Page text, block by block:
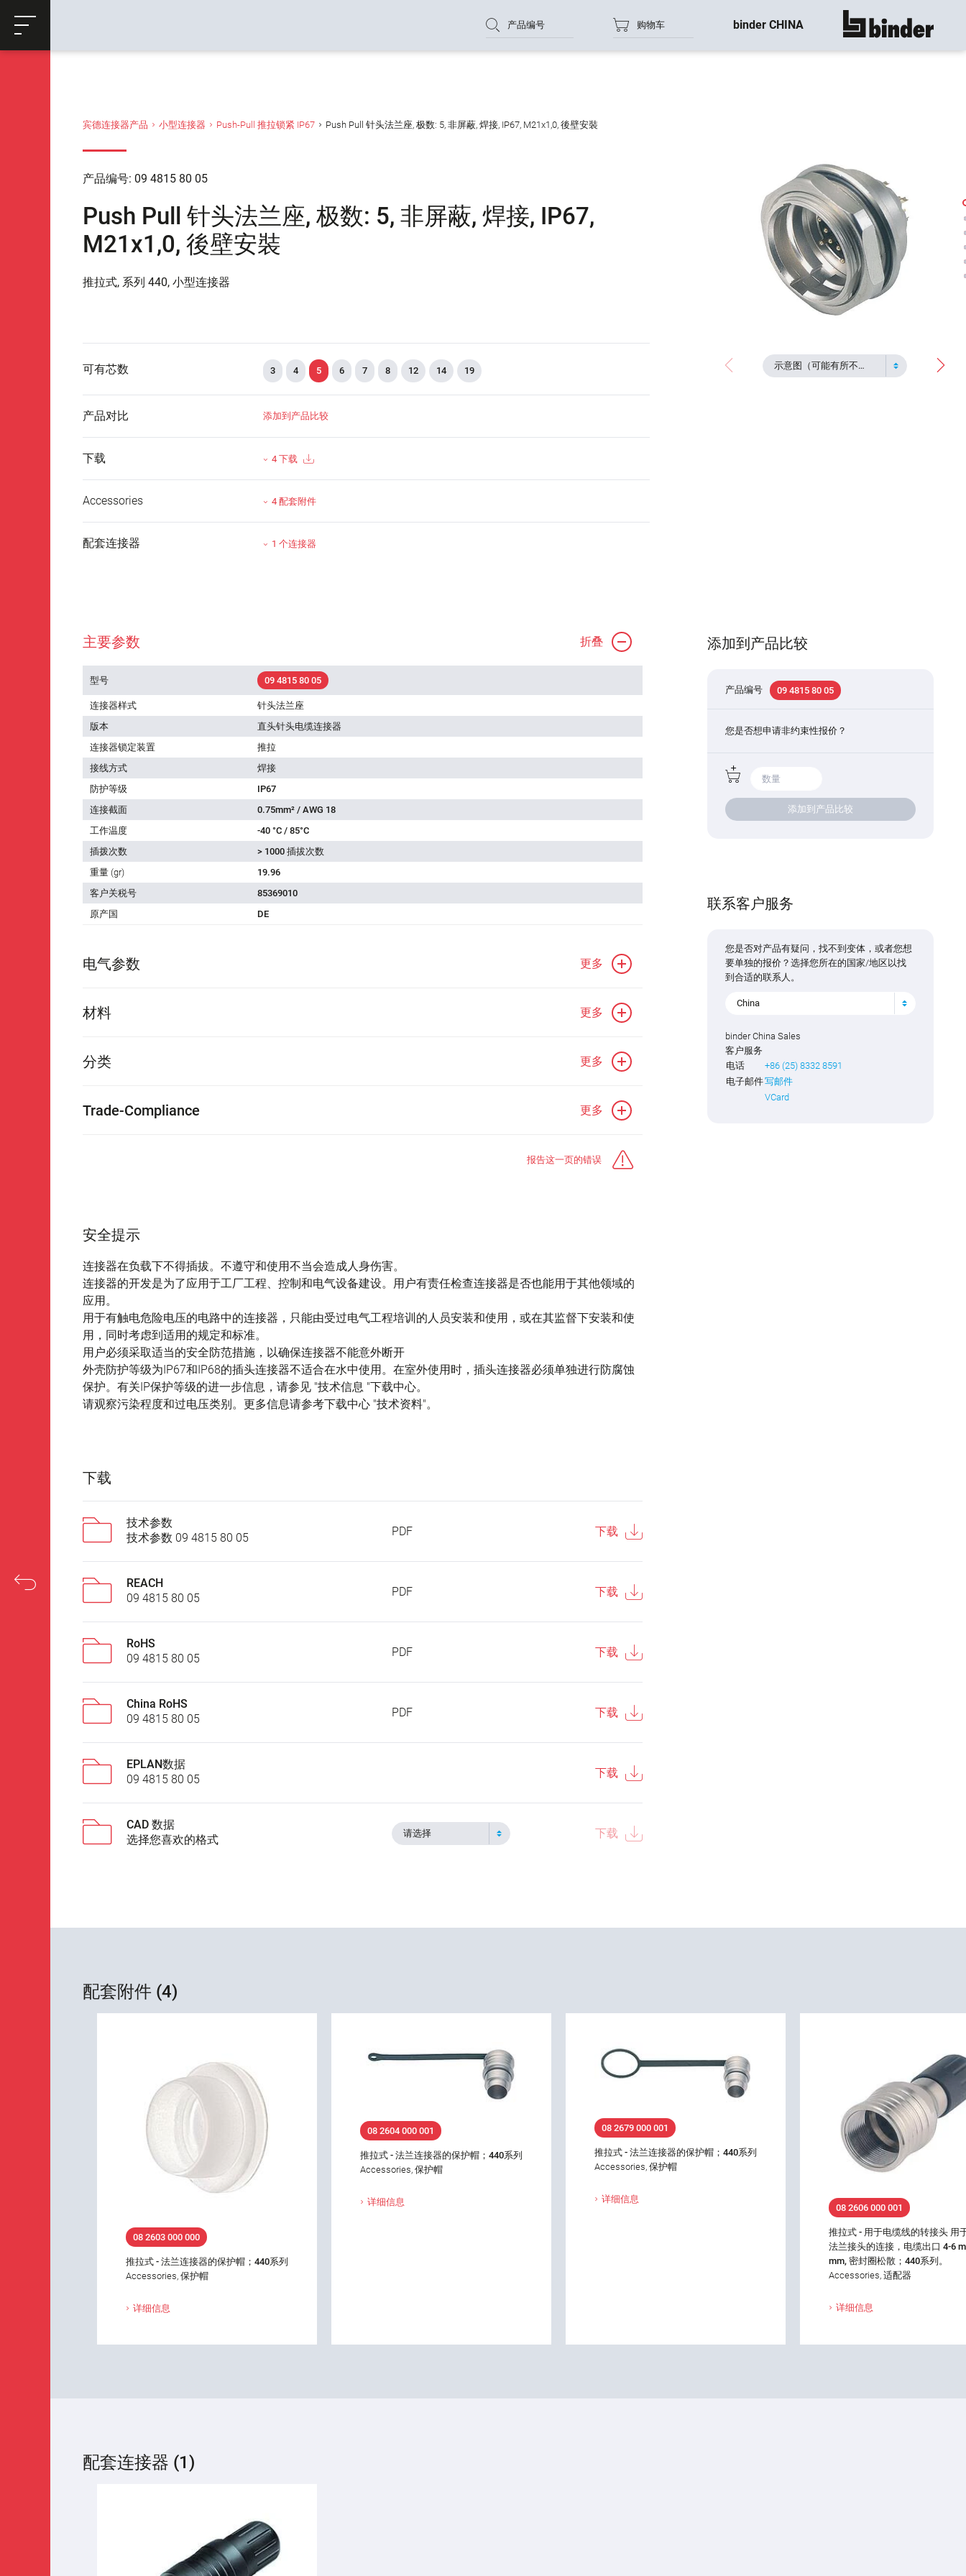
购物车
产品编号 购物车 binder CHINA 显示所有
宾德连接器产品 小型连接器 Push-Pull 推拉锁紧 IP67 Push Pull 针头法兰座, 极数: 5, 非屏蔽, 焊接, IP67, M21x1,0, 後壁安裝
产品编号: 09 4815 80 05
Push Pull 针头法兰座, 极数: 5, 非屏蔽, 焊接, IP67,
M21x1,0, 後壁安裝
推拉式, 系列 440, 小型连接器
示意图（可能有所不同）
可有芯数 3 4 5 6 7 8 12 14 19
产品对比 添加到产品比较
下载 4 下载
Accessories 4 配套附件
配套连接器 1 个连接器
主要参数 折叠
型号 09 4815 80 05
连接器样式
针头法兰座
版本
直头针头电缆连接器
连接器锁定装置
推拉
接线方式
焊接
防护等级
IP67
连接截面
0.75mm² / AWG 18
工作温度
-40 °C / 85°C
插拨次数
> 1000 插拔次数
重量 (gr)
19.96
客户关税号
85369010
原产国
DE
电气参数 更多
材料 更多
分类 更多
Trade-Compliance 更多
报告这一页的错误
安全提示
连接器在负载下不得插拔。不遵守和使用不当会造成人身伤害。
连接器的开发是为了应用于工厂工程、控制和电气设备建设。用户有责任检查连接器是否也能用于其他领域的
应用。
用于有触电危险电压的电路中的连接器，只能由受过电气工程培训的人员安装和使用，或在其监督下安装和使
用，同时考虑到适用的规定和标准。
用户必须采取适当的安全防范措施，以确保连接器不能意外断开
外壳防护等级为IP67和IP68的插头连接器不适合在水中使用。在室外使用时，插头连接器必须单独进行防腐蚀
保护。有关IP保护等级的进一步信息，请参见 "技术信息 "下载中心。
请观察污染程度和过电压类别。更多信息请参考下载中心 "技术资料"。
下载
技术参数
技术参数 09 4815 80 05
PDF 下载
REACH
09 4815 80 05
PDF 下载
RoHS
09 4815 80 05
PDF 下载
China RoHS
09 4815 80 05
PDF 下载
EPLAN数据
09 4815 80 05
下载
CAD 数据
选择您喜欢的格式
请选择 下载
添加到产品比较
产品编号 09 4815 80 05
您是否想申请非约束性报价？
添加到产品比较
联系客户服务
您是否对产品有疑问，找不到变体，或者您想
要单独的报价？选择您所在的国家/地区以找
到合适的联系人。
China
binder China Sales
客户服务
电话
+86 (25) 8332 8591
电子邮件写邮件
VCard
配套附件 (4)
08 2603 000 000
推拉式 - 法兰连接器的保护帽；440系列
Accessories, 保护帽
详细信息
08 2604 000 001
推拉式 - 法兰连接器的保护帽；440系列
Accessories, 保护帽
详细信息
08 2679 000 001
推拉式 - 法兰连接器的保护帽；440系列
Accessories, 保护帽
详细信息
08 2606 000 001
推拉式 - 用于电缆线的转接头 用
法兰接头的连接，电缆出口 4-6
mm, 密封圈松散；440系列。
Accessories, 适配器
详细信息
配套连接器 (1)